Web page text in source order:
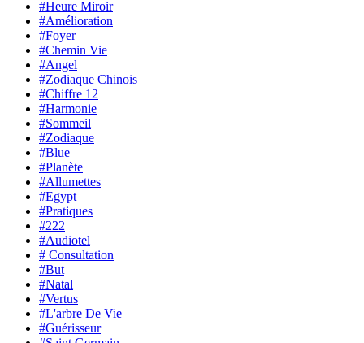
#Heure Miroir
#Amélioration
#Foyer
#Chemin Vie
#Angel
#Zodiaque Chinois
#Chiffre 12
#Harmonie
#Sommeil
#Zodiaque
#Blue
#Planète
#Allumettes
#Egypt
#Pratiques
#222
#Audiotel
# Consultation
#But
#Natal
#Vertus
#L'arbre De Vie
#Guérisseur